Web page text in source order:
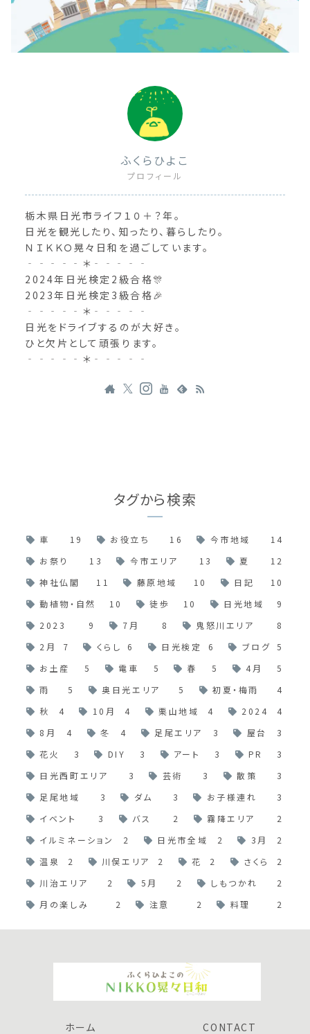
ふくらひよこ
プロフィール
栃木県日光市ライフ１０＋？年。
日光を観光したり、知ったり、暮らしたり。
ＮＩＫＫＯ晃々日和を過ごしています。
‐‐‐‐‐＊‐‐‐‐‐
2024年日光検定2級合格🎊
2023年日光検定3級合格🎉
‐‐‐‐‐＊‐‐‐‐‐
日光をドライブするのが大好き。
ひと欠片として頑張ります。
‐‐‐‐‐＊‐‐‐‐‐
タグから検索
車 19 お役立ち 16 今市地域
14
お祭り
13 今市エリア 13 夏
12
神社仏閣
11 藤原地域 10 日記
10
動植物・自然
10 徒歩 10 日光地域
9
2023
9 7月 8 鬼怒川エリア
8
2月
7 くらし 6 日光検定 6 ブログ
5
お土産
5 電車 5 春 5 4月
5
雨
5 奥日光エリア 5 初夏・梅雨
4
秋
4 10月 4 栗山地域 4 2024
4
8月
4 冬 4 足尾エリア 3 屋台
3
花火
3 DIY 3 アート 3 PR
3
日光西町エリア
3 芸術 3 散策
3
足尾地域
3 ダム 3 お子様連れ
3
イベント
3 バス 2 霧降エリア
2
イルミネーション
2 日光市全域 2 3月
2
温泉
2 川俣エリア 2 花 2 さくら
2
川治エリア
2 5月 2 しもつかれ
2
月の楽しみ
2 注意 2 料理 2
ホーム CONTACT